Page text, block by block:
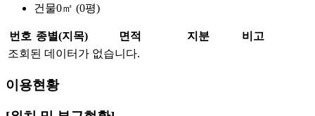
건물0㎡ (0평)
번호 종별(지목) 면적 지분
비고
조회된 데이터가 없습니다.
이용현황